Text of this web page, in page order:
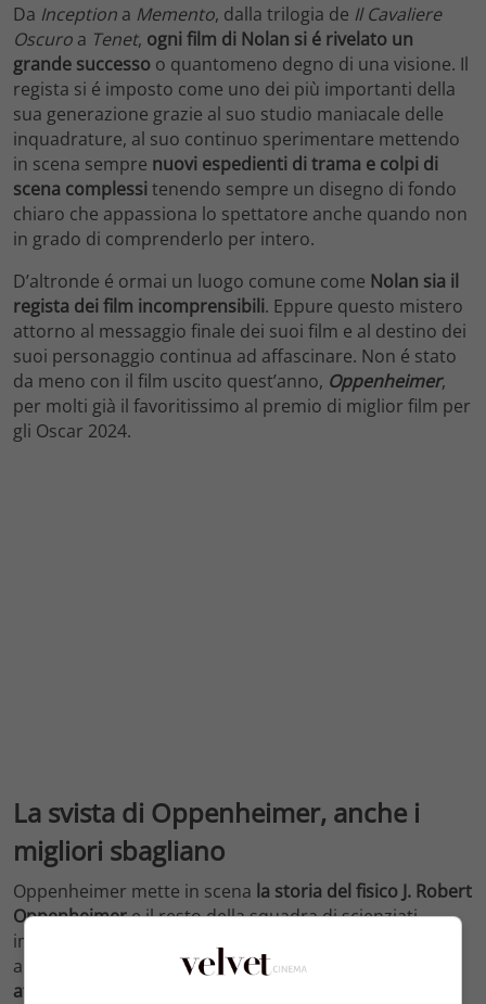
Da Inception a Memento, dalla trilogia de Il Cavaliere
Oscuro a Tenet, ogni film di Nolan si é rivelato un
grande successo o quantomeno degno di una visione. Il
regista si é imposto come uno dei più importanti della
sua generazione grazie al suo studio maniacale delle
inquadrature, al suo continuo sperimentare mettendo
in scena sempre nuovi espedienti di trama e colpi di
scena complessitenendo sempre un disegno di fondo
chiaro che appassiona lo spettatore anche quando non
in grado di comprenderlo per intero.
D’altronde é ormai un luogo comune come Nolan sia il
regista dei film incomprensibili. Eppure questo mistero
attorno al messaggio finale dei suoi film e al destino dei
suoi personaggio continua ad affascinare. Non é stato
da meno con il film uscito quest’anno, Oppenheimer,
per molti già il favoritissimo al premio di miglior film per
gli Oscar 2024.
La svista di Oppenheimer, anche i
migliori sbagliano
Oppenheimer mette in scena la storia del fisico J. Robert
Oppenheimere il resto della squadra di scienziati
impegnati del progetto Manhattan, il progetto
americano che
portò alla realizzazione della bomba
atomica